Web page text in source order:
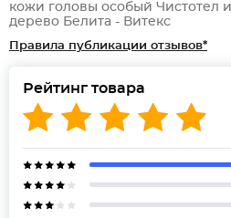
кожи головы особый Чистотел
дерево Белита - Витекс
Правила публикации отзывов*
Рейтинг товара